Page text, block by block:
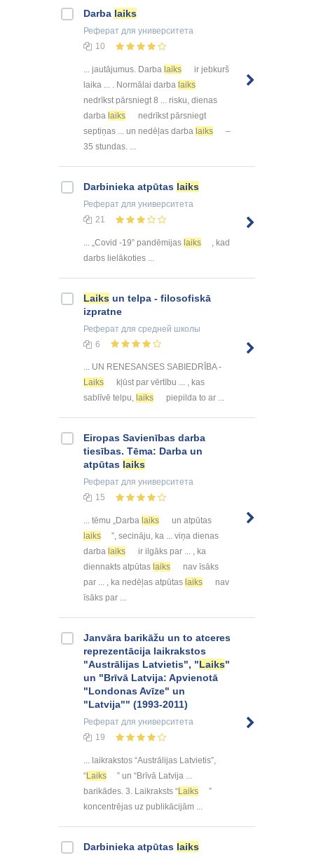
Darba laiks
Реферат для университета
10
... jautājumus. Darba laiks
ir jebkurš
laika ... . Normālai darba laiks
nedrīkst pārsniegt 8 ... risku, dienas
darba laiks
nedrīkst pārsniegt
septiņas ... un nedēļas darba laiks
–
35 stundas. ...
Darbinieka atpūtas laiks
Реферат для университета
21
... „Covid -19” pandēmijas laiks
, kad
darbs lielākoties ...
Laiks un telpa - filosofiskā
izpratne
Реферат для средней школы
6
... UN RENESANSES SABIEDRĪBA -
Laiks
kļūst par vērtību ... , kas
sablīvē telpu, laiks piepilda to ar ...
Eiropas Savienības darba
tiesības. Tēma: Darba un
atpūtas laiks
Реферат для университета
15
... tēmu „Darba laiks
un atpūtas
laiks
”, secināju, ka ... viņa dienas
darba laiks
ir ilgāks par ... , ka
diennakts atpūtas laiks
nav īsāks
par ... , ka nedēļas atpūtas laiks
nav
īsāks par ...
Janvāra barikāžu un to atceres
reprezentācija laikrakstos
"Austrālijas Latvietis", "Laiks"
un "Brīvā Latvija: Apvienotā
"Londonas Avīze" un
"Latvija"" (1993-2011)
Реферат для университета
19
... laikrakstos “Austrālijas Latvietis”,
“Laiks
” un “Brīvā Latvija ...
barikādes. 3. Laikraksts “Laiks
”
koncentrējas uz publikācijām ...
Darbinieka atpūtas laiks